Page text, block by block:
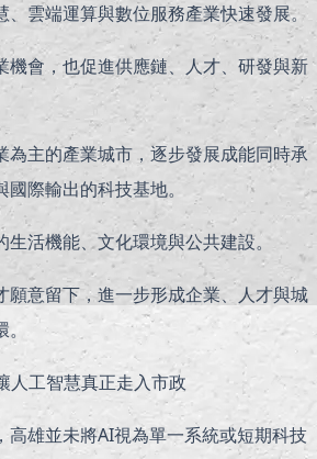
、雲端運算與數位服務產業快速發展。
機會，也促進供應鏈、人才、研發與新
為主的產業城市，逐步發展成能同時承
際輸出的科技基地。
活機能、文化環境與公共建設。
願意留下，進一步形成企業、人才與城
工智慧真正走入市政
高雄並未將AI視為單一系統或短期科技